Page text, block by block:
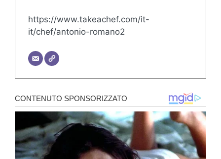
https://www.takeachef.com/it-
it/chef/antonio-romano2